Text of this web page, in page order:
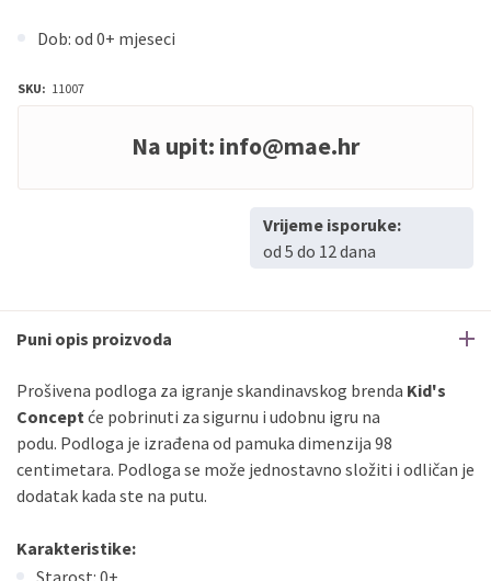
Dob: od 0+ mjeseci
SKU: 11007
Na upit: info@mae.hr
Vrijeme isporuke:
od 5 do 12 dana
Puni opis proizvoda
Prošivena podloga za igranje skandinavskog brenda Kid's
Conceptće pobrinuti za sigurnu i udobnu igru na
podu. Podloga je izrađena od pamuka dimenzija 98
centimetara. Podloga se može jednostavno složiti i odličan je
dodatak kada ste na putu.
Karakteristike:
Starost: 0+